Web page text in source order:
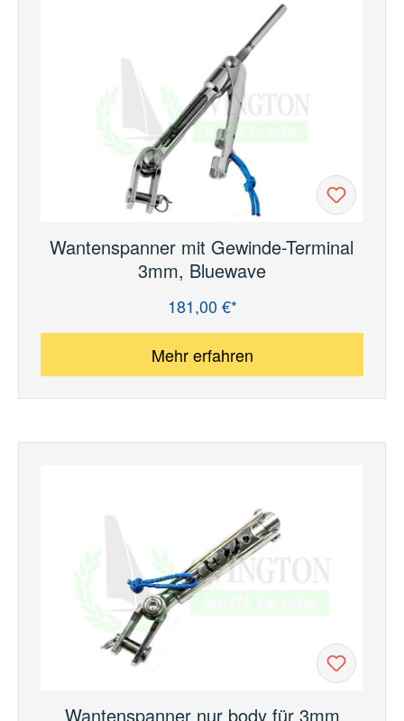
Wantenspanner mit Gewinde-Terminal
3mm, Bluewave
181,00 €*
Mehr erfahren
Wantenspanner nur body für 3mm